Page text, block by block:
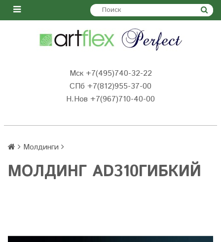
Мск +7(495)740-32-22
СПб +7(812)955-37-00
Н.Нов +7(967)710-40-00
Молдинги
МОЛДИНГ AD310ГИБКИЙ